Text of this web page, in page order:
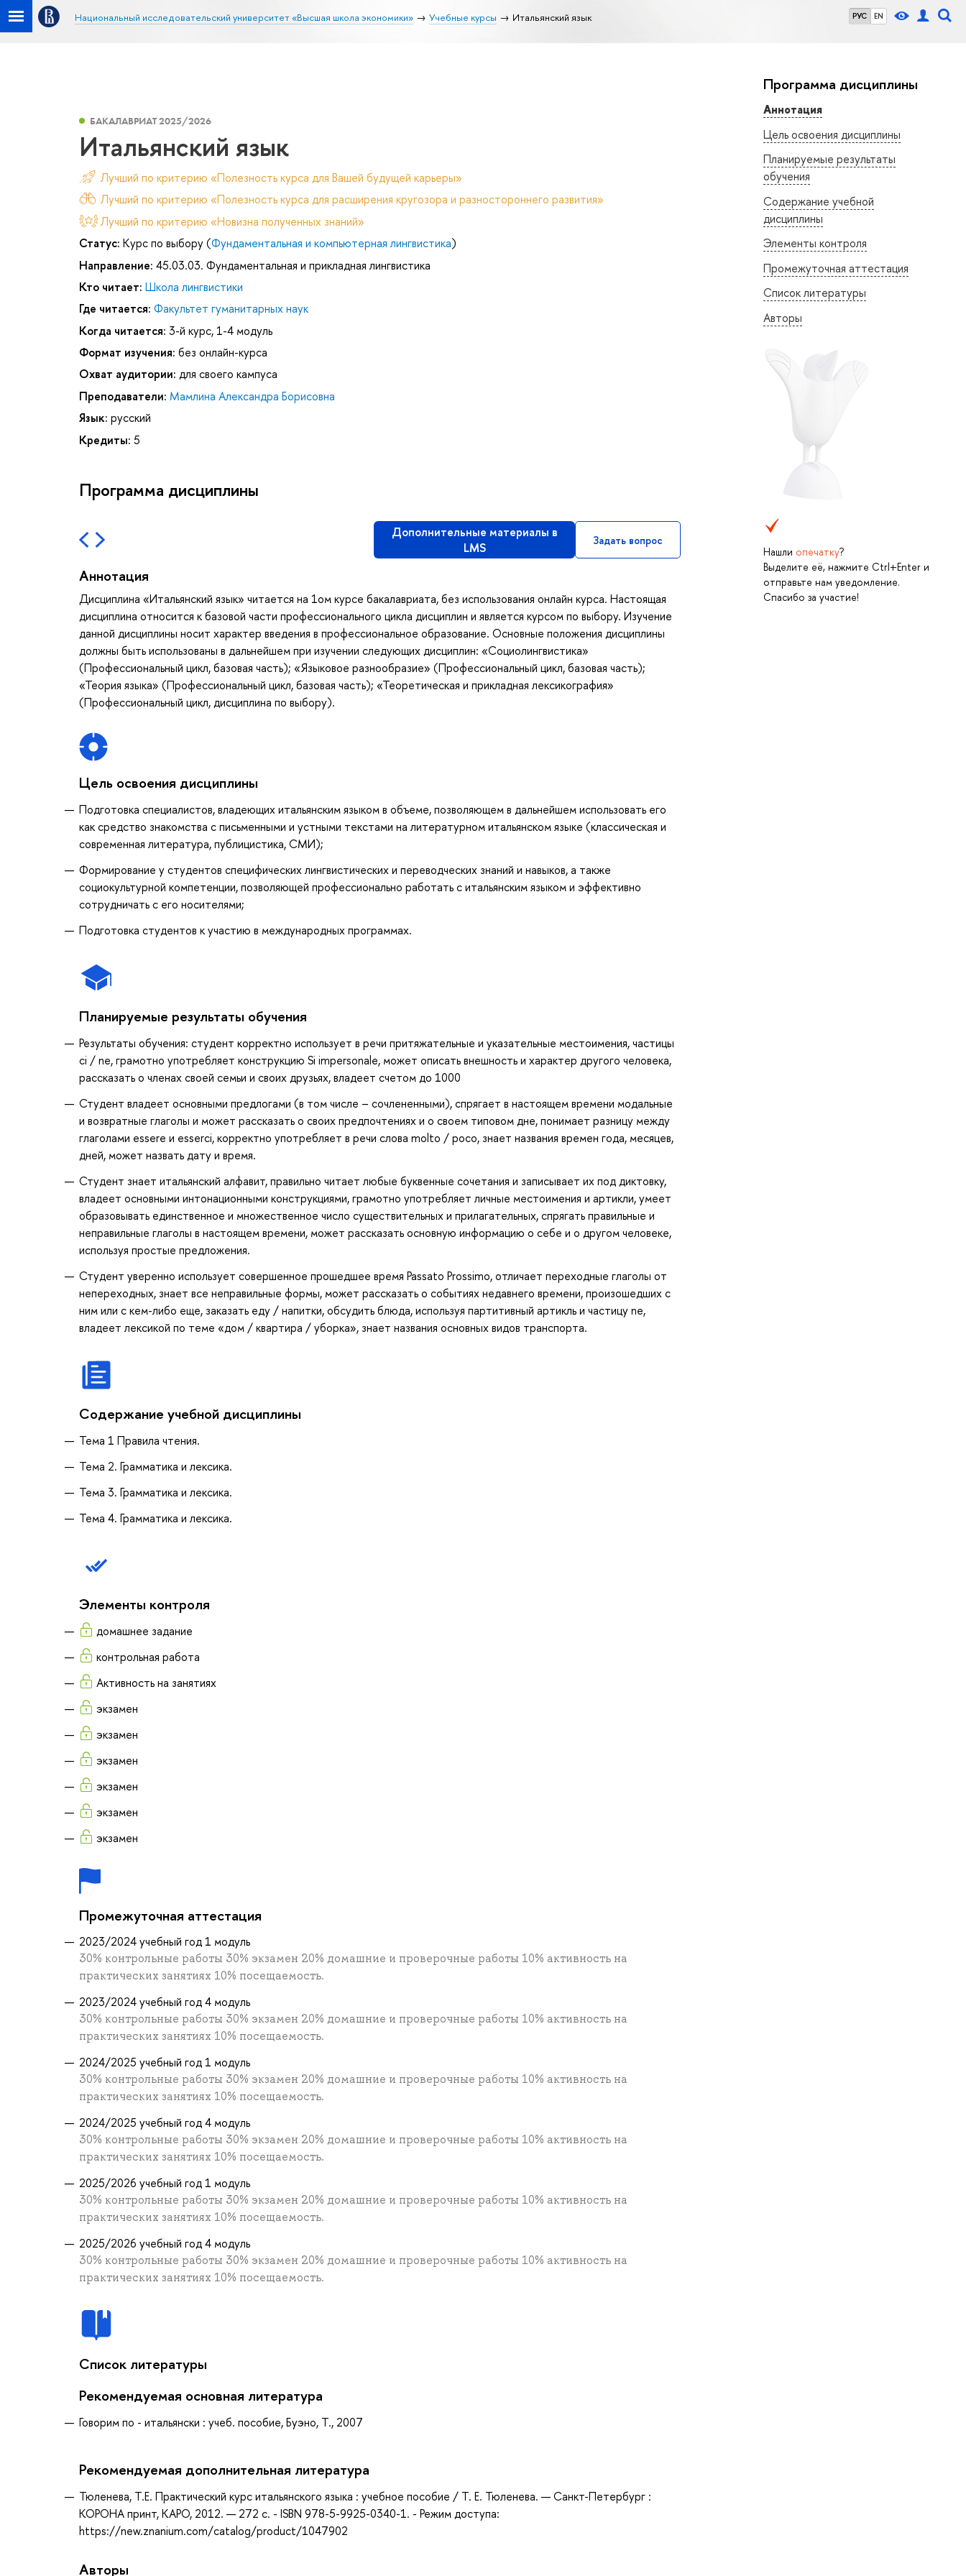
РУС EN
Национальный исследовательский университет «Высшая школа экономики» Учебные курсы Итальянский язык
Программа дисциплины
Аннотация
Цель освоения дисциплины
Планируемые результаты
обучения
Содержание учебной
дисциплины
Элементы контроля
Промежуточная аттестация
Список литературы
Авторы
Нашли опечатку?
Выделите её, нажмите Ctrl+Enter и
отправьте нам уведомление.
Спасибо за участие!
БАКАЛАВРИАТ 2025/2026
Итальянский язык
Лучший по критерию «Полезность курса для Вашей будущей карьеры»
Лучший по критерию «Полезность курса для расширения кругозора и разностороннего развития»
Лучший по критерию «Новизна полученных знаний»
Статус: Курс по выбору (Фундаментальная и компьютерная лингвистика)
Направление: 45.03.03. Фундаментальная и прикладная лингвистика
Кто читает: Школа лингвистики
Где читается: Факультет гуманитарных наук
Когда читается: 3-й курс, 1-4 модуль
Формат изучения: без онлайн-курса
Охват аудитории: для своего кампуса
Преподаватели: Мамлина Александра Борисовна
Язык: русский
Кредиты: 5
Программа дисциплины
Дополнительные материалы в
LMS
Задать вопрос
Аннотация
Дисциплина «Итальянский язык» читается на 1ом курсе бакалавриата, без использования онлайн курса. Настоящая
дисциплина относится к базовой части профессионального цикла дисциплин и является курсом по выбору. Изучение
данной дисциплины носит характер введения в профессиональное образование. Основные положения дисциплины
должны быть использованы в дальнейшем при изучении следующих дисциплин: «Социолингвистика»
(Профессиональный цикл, базовая часть); «Языковое разнообразие» (Профессиональный цикл, базовая часть);
«Теория языка» (Профессиональный цикл, базовая часть); «Теоретическая и прикладная лексикография»
(Профессиональный цикл, дисциплина по выбору).
Цель освоения дисциплины
Подготовка специалистов, владеющих итальянским языком в объеме, позволяющем в дальнейшем использовать его
как средство знакомства с письменными и устными текстами на литературном итальянском языке (классическая и
современная литература, публицистика, СМИ);
Формирование у студентов специфических лингвистических и переводческих знаний и навыков, а также
социокультурной компетенции, позволяющей профессионально работать с итальянским языком и эффективно
сотрудничать с его носителями;
Подготовка студентов к участию в международных программах.
Планируемые результаты обучения
Результаты обучения: студент корректно использует в речи притяжательные и указательные местоимения, частицы
ci / ne, грамотно употребляет конструкцию Si impersonale, может описать внешность и характер другого человека,
рассказать о членах своей семьи и своих друзьях, владеет счетом до 1000
Студент владеет основными предлогами (в том числе – сочлененными), спрягает в настоящем времени модальные
и возвратные глаголы и может рассказать о своих предпочтениях и о своем типовом дне, понимает разницу между
глаголами essere и esserci, корректно употребляет в речи слова molto / poco, знает названия времен года, месяцев,
дней, может назвать дату и время.
Студент знает итальянский алфавит, правильно читает любые буквенные сочетания и записывает их под диктовку,
владеет основными интонационными конструкциями, грамотно употребляет личные местоимения и артикли, умеет
образовывать единственное и множественное число существительных и прилагательных, спрягать правильные и
неправильные глаголы в настоящем времени, может рассказать основную информацию о себе и о другом человеке,
используя простые предложения.
Студент уверенно использует совершенное прошедшее время Passato Prossimo, отличает переходные глаголы от
непереходных, знает все неправильные формы, может рассказать о событиях недавнего времени, произошедших с
ним или с кем-либо еще, заказать еду / напитки, обсудить блюда, используя партитивный артикль и частицу ne,
владеет лексикой по теме «дом / квартира / уборка», знает названия основных видов транспорта.
Содержание учебной дисциплины
Тема 1 Правила чтения.
Тема 2. Грамматика и лексика.
Тема 3. Грамматика и лексика.
Тема 4. Грамматика и лексика.
Элементы контроля
домашнее задание
контрольная работа
Активность на занятиях
экзамен
экзамен
экзамен
экзамен
экзамен
экзамен
Промежуточная аттестация
2023/2024 учебный год 1 модуль
30% контрольные работы 30% экзамен 20% домашние и проверочные работы 10% активность на
практических занятиях 10% посещаемость.
2023/2024 учебный год 4 модуль
30% контрольные работы 30% экзамен 20% домашние и проверочные работы 10% активность на
практических занятиях 10% посещаемость.
2024/2025 учебный год 1 модуль
30% контрольные работы 30% экзамен 20% домашние и проверочные работы 10% активность на
практических занятиях 10% посещаемость.
2024/2025 учебный год 4 модуль
30% контрольные работы 30% экзамен 20% домашние и проверочные работы 10% активность на
практических занятиях 10% посещаемость.
2025/2026 учебный год 1 модуль
30% контрольные работы 30% экзамен 20% домашние и проверочные работы 10% активность на
практических занятиях 10% посещаемость.
2025/2026 учебный год 4 модуль
30% контрольные работы 30% экзамен 20% домашние и проверочные работы 10% активность на
практических занятиях 10% посещаемость.
Список литературы
Рекомендуемая основная литература
Говорим по - итальянски : учеб. пособие, Буэно, Т., 2007
Рекомендуемая дополнительная литература
Тюленева, Т.Е. Практический курс итальянского языка : учебное пособие / Т. Е. Тюленева. — Санкт-Петербург :
КОРОНА принт, КАРО, 2012. — 272 с. - ISBN 978-5-9925-0340-1. - Режим доступа:
https://new.znanium.com/catalog/product/1047902
Авторы